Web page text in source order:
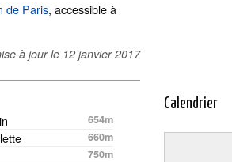
de Paris, accessible à
à jour le 12 janvier 2017
654m
660m
750m
Calendrier